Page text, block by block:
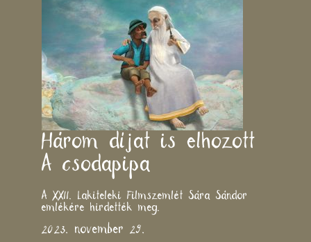
Három díjat is elhozott
A csodapipa
A XXII. Lakiteleki Filmszemlét Sára Sándor
emlékére hirdették meg.
2023. november 29.